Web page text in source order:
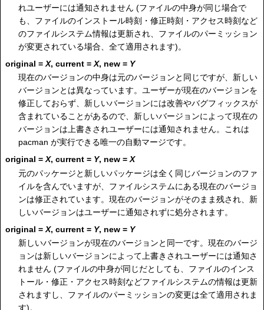
れユーザーには通知されません (ファイルの中身が同じ場合で
も、ファイルのインストール時刻・修正時刻・アクセス時刻など
のファイルシステム情報は更新され、ファイルのパーミッション
が変更されている場合、全て適用されます)。
original = X, current = X, new = Y
現在のバージョンの中身は元のバージョンと同じですが、新しい
バージョンとは異なっています。ユーザーが現在のバージョンを
修正しておらず、新しいバージョンには改善やバグフィックスが
含まれていることがあるので、新しいバージョンによって現在の
バージョンは上書きされユーザーには通知されません。これは
pacman が実行できる唯一の自動マージです。
original =X, current = Y, new =X
元のパッケージと新しいパッケージは全く同じバージョンのファ
イルを含んでいますが、ファイルシステムにある現在のバージョ
ンは修正されています。現在のバージョンがそのまま残され、新
しいバージョンはユーザーに通知されずに処分されます。
original = X, current = Y, new = Y
新しいバージョンが現在のバージョンと同一です。現在のバージ
ョンは新しいバージョンによって上書きされユーザーには通知さ
れません (ファイルの中身が同じだとしても、ファイルのインス
トール・修正・アクセス時刻などファイルシステムの情報は更新
されますし、ファイルのパーミッションの変更は全て適用されま
す)。